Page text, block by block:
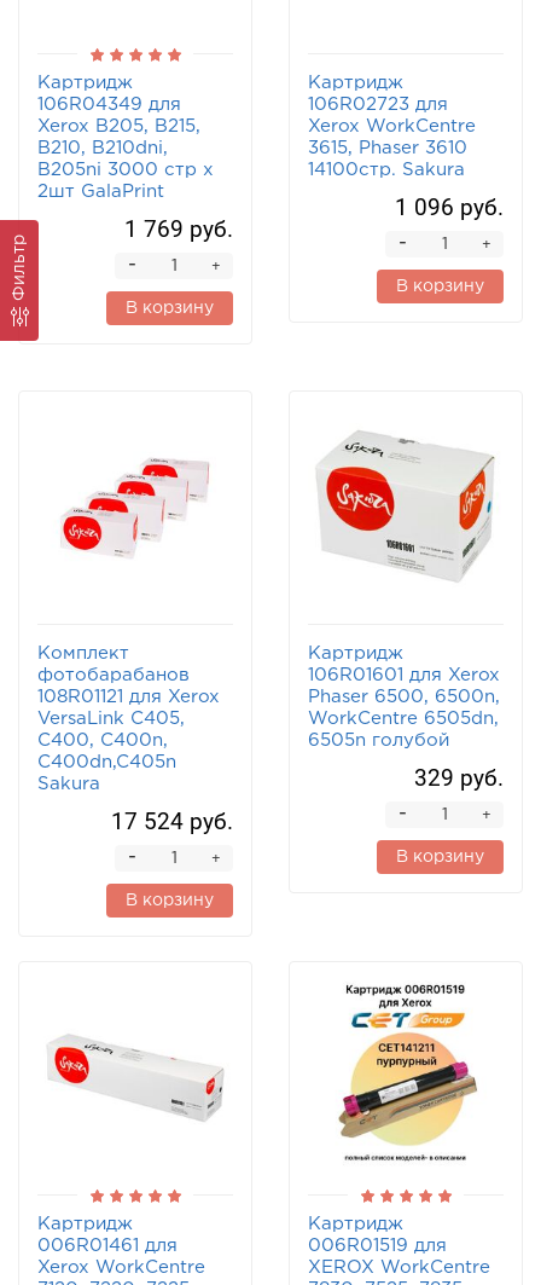
Фильтр
Картридж
106R04349 для
Xerox B205, B215,
B210, B210dni,
B205ni 3000 стр х
2шт GalaPrint
1 769 руб.
+
-
В корзину
Картридж
106R02723 для
Xerox WorkCentre
3615, Phaser 3610
14100cтр. Sakura
1 096 руб.
+
-
В корзину
Комплект
фотобарабанов
108R01121 для Xerox
VersaLink C405,
C400, C400n,
C400dn,C405n
Sakura
17 524 руб.
+
-
В корзину
Картридж
106R01601 для Xerox
Phaser 6500, 6500n,
WorkCentre 6505dn,
6505n голубой
329 руб.
+
-
В корзину
Картридж
006R01461 для
Xerox WorkCentre
Картридж
006R01519 для
XEROX WorkCentre